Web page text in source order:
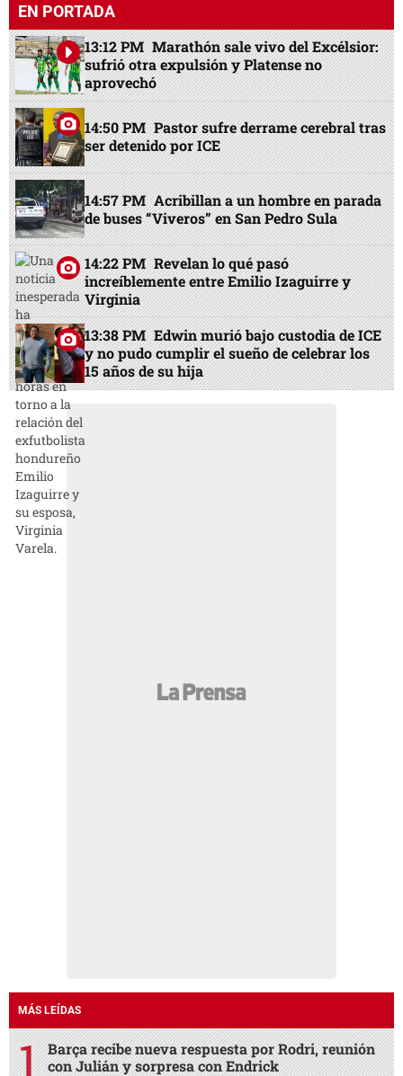
EN PORTADA
13:12 PM Marathón sale vivo del Excélsior:
sufrió otra expulsión y Platense no
aprovechó
14:50 PM Pastor sufre derrame cerebral tras
ser detenido por ICE
14:57 PM Acribillan a un hombre en parada
de buses “Viveros” en San Pedro Sula
14:22 PM Revelan lo qué pasó
increíblemente entre Emilio Izaguirre y
Virginia
13:38 PM Edwin murió bajo custodia de ICE
y no pudo cumplir el sueño de celebrar los
15 años de su hija
MÁS LEÍDAS
Barça recibe nueva respuesta por Rodri, reunión
con Julián y sorpresa con Endrick